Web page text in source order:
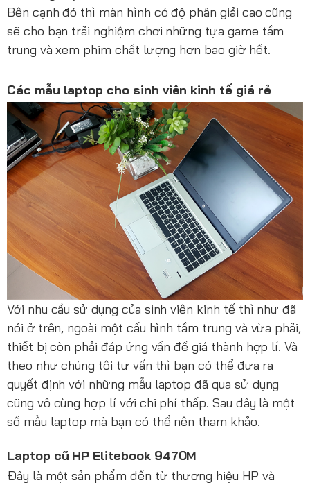
Bên cạnh đó thì màn hình có độ phân giải cao cũng
sẽ cho bạn trải nghiệm chơi những tựa game tầm
trung và xem phim chất lượng hơn bao giờ hết.
Các mẫu laptop cho sinh viên kinh tế giá rẻ
Với nhu cầu sử dụng của sinh viên kinh tế thì như đã
nói ở trên, ngoài một cấu hình tầm trung và vừa phải,
thiết bị còn phải đáp ứng vấn đề giá thành hợp lí. Và
theo như chúng tôi tư vấn thì bạn có thể đưa ra
quyết định với những mẫu laptop đã qua sử dụng
cũng vô cùng hợp lí với chi phí thấp. Sau đây là một
số mẫu laptop mà bạn có thể nên tham khảo.
Laptop cũ HP Elitebook 9470M
Đây là một sản phẩm đến từ thương hiệu HP và